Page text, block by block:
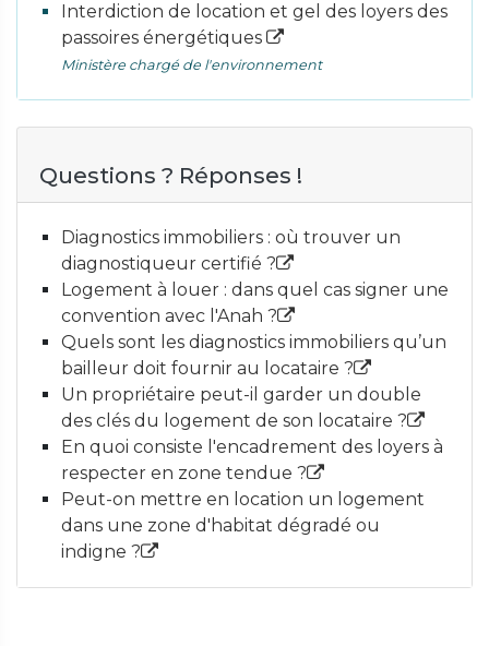
Interdiction de location et gel des loyers des
passoires énergétiques
Ministère chargé de l'environnement
Questions ? Réponses !
Diagnostics immobiliers : où trouver un
diagnostiqueur certifié ?
Logement à louer : dans quel cas signer une
convention avec l'Anah ?
Quels sont les diagnostics immobiliers qu’un
bailleur doit fournir au locataire ?
Un propriétaire peut-il garder un double
des clés du logement de son locataire ?
En quoi consiste l'encadrement des loyers à
respecter en zone tendue ?
Peut-on mettre en location un logement
dans une zone d'habitat dégradé ou
indigne ?